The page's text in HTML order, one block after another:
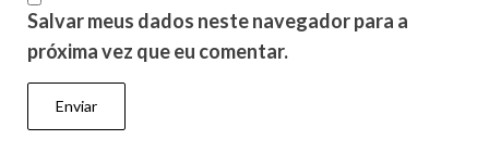
Salvar meus dados neste navegador para a
próxima vez que eu comentar.